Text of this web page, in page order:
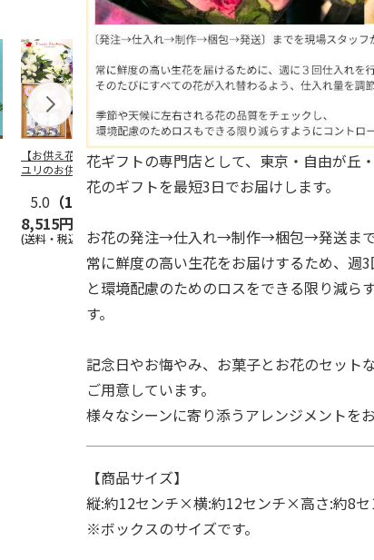
【お供え花と線香】
ユリのお供えアレン
ジ（白・青紫系）＋
線香…
5.0 （1）
8,515円
(送料・税込)
旬のおまかせ スタ
ンディングブーケ
（ピンク系）
(送料・税込)
お供えアレンジSサ
イズ（白にピンク系
を入れて）
(送料・税込)
花ギフトの専門店として、東京・自由が丘
花のギフトを最短3日でお届けします。
お花の発注→仕入れ→制作→梱包→発送まで
常に鮮度の高い生花をお届けするため、週
と環境配慮のためのロスをできる限り減ら
す。
記念日やお悔やみ、お菓子とお花のセット
ご用意しています。
様々なシーンに寄り添うアレンジメントを
【商品サイズ】
縦:約12センチ×横:約12センチ×高さ:約8セ
※ボックスのサイズです。